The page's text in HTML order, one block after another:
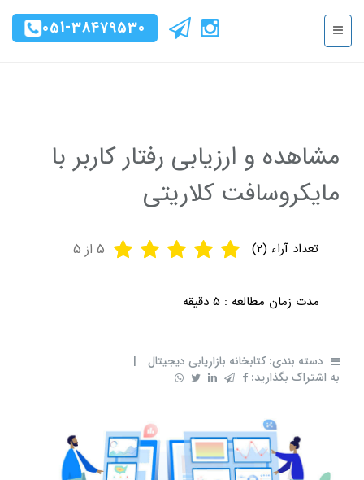
051-38479530
مشاهده و ارزیابی رفتار کاربر با
مایکروسافت کلاریتی
تعداد آراء (2
)
5 از 5
مدت زمان مطالعه : 5 دقیقه
دسته بندی:کتابخانه بازاریابی دیجیتال
|
به اشتراک بگذارید: